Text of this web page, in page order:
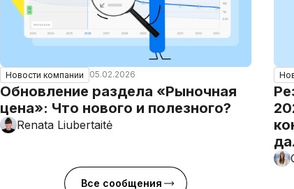
Новости компании 05.02.2026
Обновление раздела «Рыночная
цена»: Что нового и полезного?
Renata Liubertaitė
Все сообщения